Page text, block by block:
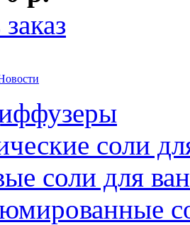
соли
соли для